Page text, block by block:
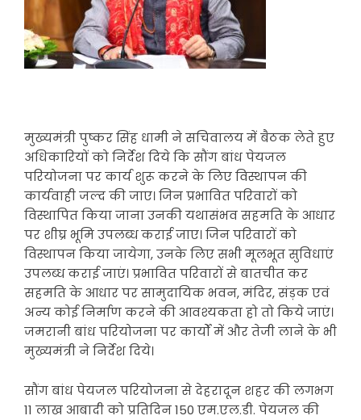
मुख्यमंत्री पुष्कर सिंह धामी ने सचिवालय में बैठक लेते हुए
अधिकारियों को निर्देश दिये कि सौंग बांध पेयजल
परियोजना पर कार्य शुरू करने के लिए विस्थापन की
कार्यवाही जल्द की जाए। जिन प्रभावित परिवारों को
विस्थापित किया जाना उनकी यथासंभव सहमति के आधार
पर शीघ्र भूमि उपलब्ध कराई जाए। जिन परिवारों को
विस्थापन किया जायेगा, उनके लिए सभी मूलभूत सुविधाएं
उपलब्ध कराई जाएं। प्रभावित परिवारों से बातचीत कर
सहमति के आधार पर सामुदायिक भवन, मंदिर, संड़क एवं
अन्य कोई निर्माण करने की आवश्यकता हो तो किये जाएं।
जमरानी बांध परियोजना पर कार्यों में और तेजी लाने के भी
मुख्यमंत्री ने निर्देश दिये।
सौंग बांध पेयजल परियोजना से देहरादून शहर की लगभग
11 लाख आबादी को प्रतिदिन 150 एम.एल.डी. पेयजल की